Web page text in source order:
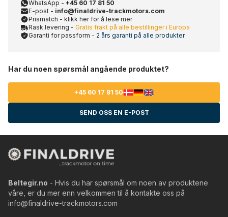
WhatsApp - +45 60 17 81 50
E-post - info@finaldrive-trackmotors.com
Prismatch - klikk her for å lese mer
Rask levering - Gratis frakt på alle bestillinger i Europa
Garanti for passform - 2 års garanti på alle produkter
Har du noen spørsmål angående produktet?
+45 60 17 81 50
SEND OSS EN E-POST
Beltegir.no - Hvis du har spørsmål om noen av produktene
våre, er du mer enn velkommen til å kontakte oss på
info@finaldrive-trackmotors.com